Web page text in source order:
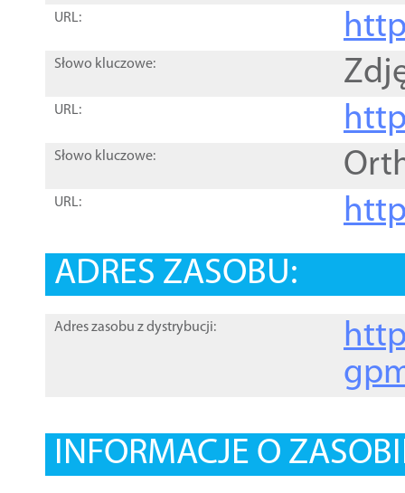
URL:
Słowo kluczowe:
URL:
Słowo kluczowe:
URL:
ADRES ZASOBU:
Adres zasobu z dystrybucji:
INFORMACJE O